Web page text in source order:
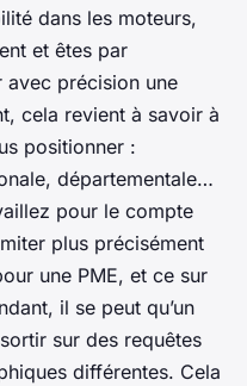
dans les moteurs,
et êtes par
avec précision une
cela revient à savoir à
positionner :
départementale…
pour le compte
plus précisément
une PME, et ce sur
il se peut qu’un
sur des requêtes
différentes. Cela